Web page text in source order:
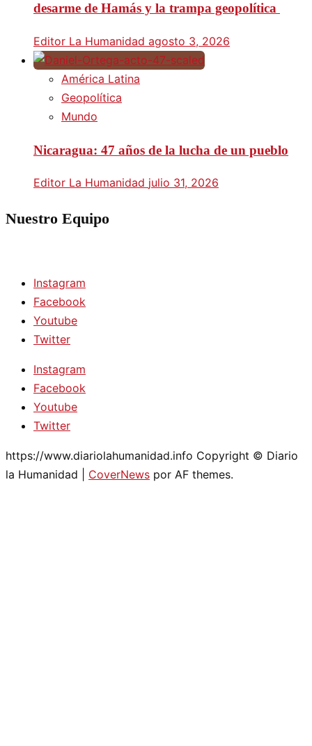
desarme de Hamás y la trampa geopolítica
Editor La Humanidad agosto 3, 2026
América Latina
Geopolítica
Mundo
Nicaragua: 47 años de la lucha de un pueblo
Editor La Humanidad julio 31, 2026
Nuestro Equipo
Instagram
Facebook
Youtube
Twitter
Instagram
Facebook
Youtube
Twitter
https://www.diariolahumanidad.info Copyright © Diario
la Humanidad
CoverNews por AF themes.